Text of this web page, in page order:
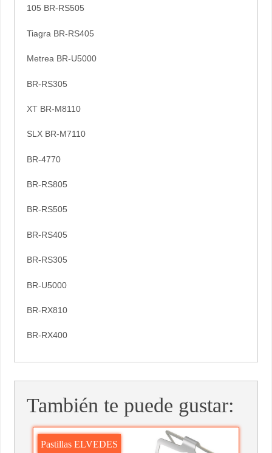
105 BR-RS505
Tiagra BR-RS405
Metrea BR-U5000
BR-RS305
XT BR-M8110
SLX BR-M7110
BR-4770
BR-RS805
BR-RS505
BR-RS405
BR-RS305
BR-U5000
BR-RX810
BR-RX400
También te puede gustar:
Pastillas ELVEDES